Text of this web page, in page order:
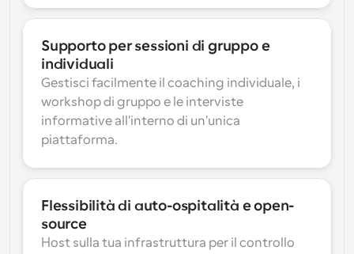
Supporto per sessioni di gruppo e
individuali
Gestisci facilmente il coaching individuale, i
workshop di gruppo e le interviste
informative all'interno di un'unica
piattaforma.
Flessibilità di auto-ospitalità e open-
source
Host sulla tua infrastruttura per il controllo